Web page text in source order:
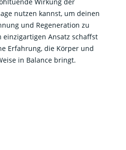
nutzen kannst, um deinen
und Regeneration zu
einzigartigen Ansatz schaffst
Erfahrung, die Körper und
in Balance bringt.